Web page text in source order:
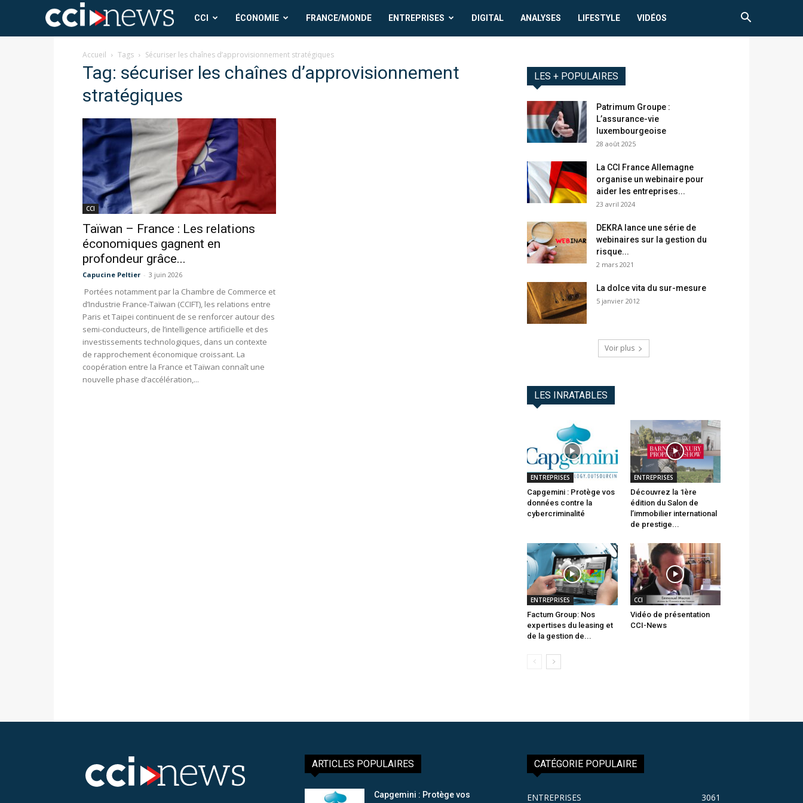
CCI
News
CCI ÉCONOMIE FRANCE/MONDE ENTREPRISES DIGITAL ANALYSES LIFESTYLE VIDÉOS
Accueil Tags Sécuriser les chaînes d’approvisionnement stratégiques
Tag: sécuriser les chaînes d’approvisionnement
stratégiques
CCI
Taïwan – France : Les relations
économiques gagnent en
profondeur grâce...
Capucine Peltier - 3 juin 2026
Portées notamment par la Chambre de Commerce et
d’Industrie France-Taïwan (CCIFT), les relations entre
Paris et Taipei continuent de se renforcer autour des
semi-conducteurs, de l’intelligence artificielle et des
investissements technologiques, dans un contexte
de rapprochement économique croissant. La
coopération entre la France et Taïwan connaît une
nouvelle phase d’accélération,...
LES + POPULAIRES
Patrimum Groupe :
L’assurance-vie
luxembourgeoise
28 août 2025
La CCI France Allemagne
organise un webinaire pour
aider les entreprises...
23 avril 2024
DEKRA lance une série de
webinaires sur la gestion du
risque...
2 mars 2021
La dolce vita du sur-mesure
5 janvier 2012
Voir plus
LES INRATABLES
ENTREPRISES
Capgemini : Protège vos
données contre la
cybercriminalité
ENTREPRISES
Découvrez la 1ère
édition du Salon de
l’immobilier international
de prestige...
ENTREPRISES
Factum Group: Nos
expertises du leasing et
de la gestion de...
CCI
Vidéo de présentation
CCI-News
ARTICLES POPULAIRES
Capgemini : Protège vos
CATÉGORIE POPULAIRE
ENTREPRISES 3061